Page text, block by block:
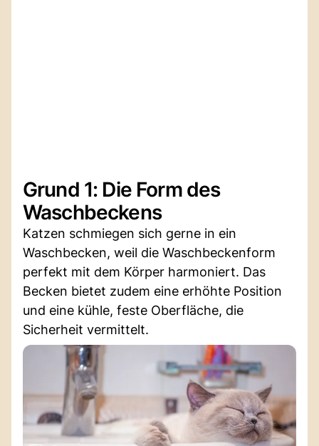
Grund 1: Die Form des
Waschbeckens
Katzen schmiegen sich gerne in ein
Waschbecken, weil die Waschbeckenform
perfekt mit dem Körper harmoniert. Das
Becken bietet zudem eine erhöhte Position
und eine kühle, feste Oberfläche, die
Sicherheit vermittelt.